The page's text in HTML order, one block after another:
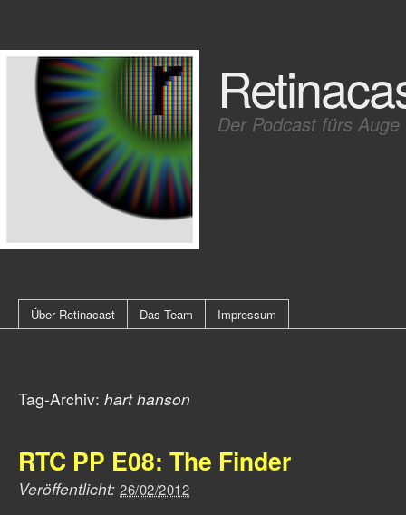
Der Podcast fürs Auge
Über Retinacast Das Team Impressum
Tag-Archiv: hart hanson
RTC PP E08: The Finder
Veröffentlicht: 26/02/2012